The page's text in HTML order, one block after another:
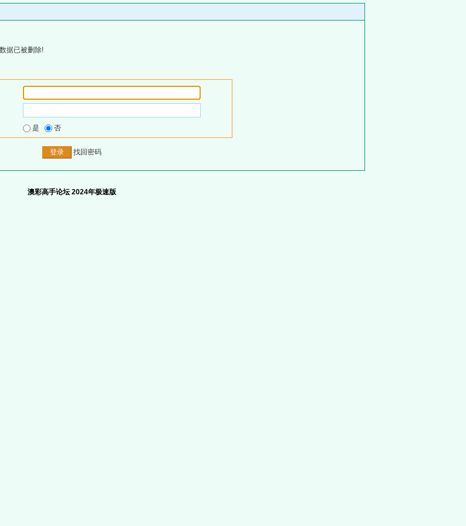
据已被删除!
是 否
找回密码
澳彩高手论坛 2024年极速版